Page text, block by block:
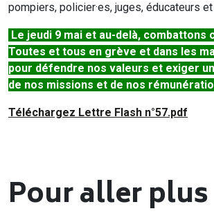
pompiers, policier·es, juges, éducateurs
Le jeudi 9 mai et au-delà, combattons
Toutes et tous en grève et dans les
pour défendre nos valeurs et exiger
de nos missions et de nos
Téléchargez Lettre Flash n°57.pdf
Pour aller